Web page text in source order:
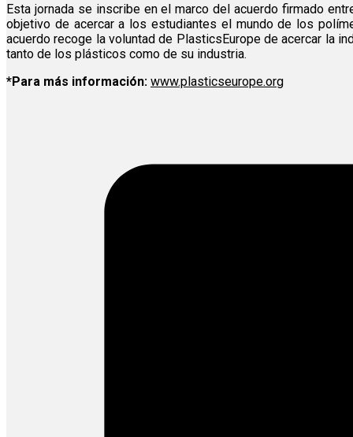
Esta jornada se inscribe en el marco del acuerdo firmado
objetivo de acercar a los estudiantes el mundo de los
acuerdo recoge la voluntad de PlasticsEurope de acercar la
tanto de los plásticos como de su industria.
*Para más información: www.plasticseurope.org